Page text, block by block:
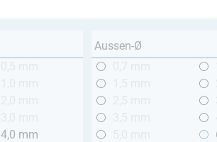
4,0 mm
Aussen-Ø